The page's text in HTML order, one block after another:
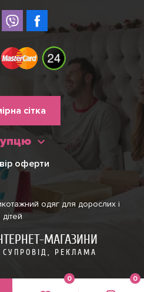
0 0
сітка
оферти
одяг для дорослих і
дітей
МАГАЗИНИ
РЕКЛАМА